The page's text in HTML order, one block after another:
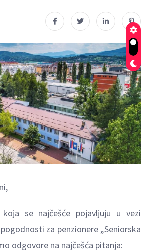
se najčešće pojavljuju u vezi
za penzionere „Seniorska
odgovore na najčešća pitanja: